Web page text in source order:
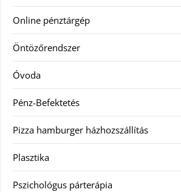
Online pénztárgép
Öntözőrendszer
Óvoda
Pénz-Befektetés
Pizza hamburger házhozszállítás
Plasztika
Pszichológus párterápia